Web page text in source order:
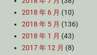
2018 年 6 月 (10)
2018 年 5 月 (136)
2018 年 1 月 (43)
2017 年 12 月 (8)